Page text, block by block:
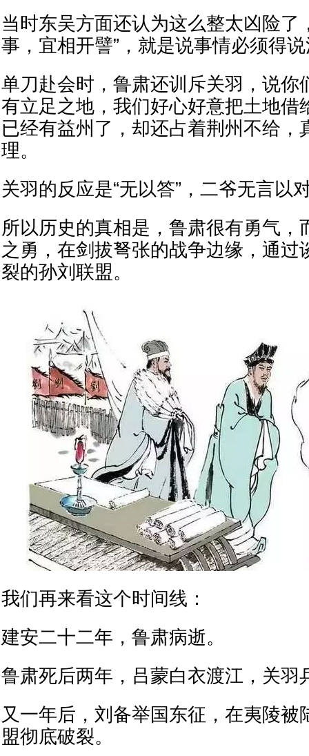
当时东吴方面还认为这么整太凶险了
事，宜相开譬”，就是说事情必须得
单刀赴会时，鲁肃还训斥关羽，说你
有立足之地，我们好心好意把土地借
已经有益州了，却还占着荆州不给，
理。
关羽的反应是“无以答”，二爷无言以
所以历史的真相是，鲁肃很有勇气，
之勇，在剑拔弩张的战争边缘，通过
裂的孙刘联盟。
我们再来看这个时间线：
建安二十二年，鲁肃病逝。
鲁肃死后两年，吕蒙白衣渡江，关羽
又一年后，刘备举国东征，在夷陵被
盟彻底破裂。